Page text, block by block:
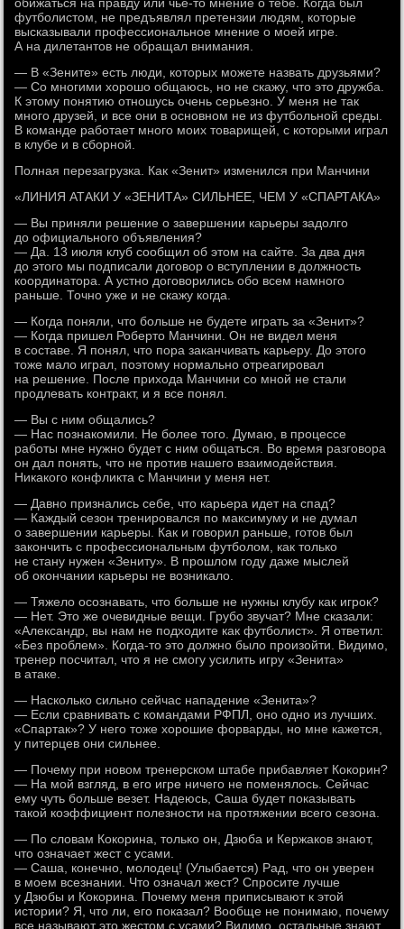
футболистом, не предъявлял претензии людям, которые
высказывали профессиональное мнение о моей игре.
А на дилетантов не обращал внимания.
— В «Зените» есть люди, которых можете назвать друзьями?
— Со многими хорошо общаюсь, но не скажу, что это дружба.
К этому понятию отношусь очень серьезно. У меня не так
много друзей, и все они в основном не из футбольной среды.
В команде работает много моих товарищей, с которыми играл
в клубе и в сборной.
Полная перезагрузка. Как «Зенит» изменился при Манчини
«ЛИНИЯ АТАКИ У «ЗЕНИТА» СИЛЬНЕЕ, ЧЕМ У «СПАРТАКА»
— Вы приняли решение о завершении карьеры задолго
до официального объявления?
— Да. 13 июля клуб сообщил об этом на сайте. За два дня
до этого мы подписали договор о вступлении в должность
координатора. А устно договорились обо всем намного
раньше. Точно уже и не скажу когда.
— Когда поняли, что больше не будете играть за «Зенит»?
— Когда пришел Роберто Манчини. Он не видел меня
в составе. Я понял, что пора заканчивать карьеру. До этого
тоже мало играл, поэтому нормально отреагировал
на решение. После прихода Манчини со мной не стали
продлевать контракт, и я все понял.
— Вы с ним общались?
— Нас познакомили. Не более того. Думаю, в процессе
работы мне нужно будет с ним общаться. Во время разговора
он дал понять, что не против нашего взаимодействия.
Никакого конфликта с Манчини у меня нет.
— Давно признались себе, что карьера идет на спад?
— Каждый сезон тренировался по максимуму и не думал
о завершении карьеры. Как и говорил раньше, готов был
закончить с профессиональным футболом, как только
не стану нужен «Зениту». В прошлом году даже мыслей
об окончании карьеры не возникало.
— Тяжело осознавать, что больше не нужны клубу как игрок?
— Нет. Это же очевидные вещи. Грубо звучат? Мне сказали:
«Александр, вы нам не подходите как футболист». Я ответил:
«Без проблем». Когда-то это должно было произойти. Видимо,
тренер посчитал, что я не смогу усилить игру «Зенита»
в атаке.
— Насколько сильно сейчас нападение «Зенита»?
— Если сравнивать с командами РФПЛ, оно одно из лучших.
«Спартак»? У него тоже хорошие форварды, но мне кажется,
у питерцев они сильнее.
— Почему при новом тренерском штабе прибавляет Кокорин?
— На мой взгляд, в его игре ничего не поменялось. Сейчас
ему чуть больше везет. Надеюсь, Саша будет показывать
такой коэффициент полезности на протяжении всего сезона.
— По словам Кокорина, только он, Дзюба и Кержаков знают,
что означает жест с усами.
— Саша, конечно, молодец! (Улыбается) Рад, что он уверен
в моем всезнании. Что означал жест? Спросите лучше
у Дзюбы и Кокорина. Почему меня приписывают к этой
истории? Я, что ли, его показал? Вообще не понимаю, почему
все называют это жестом с усами? Видимо, остальные знают